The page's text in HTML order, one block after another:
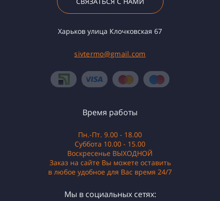
Харьков улица Клочковская 67
sivtermo@gmail.com
Время работы
Пн.-Пт. 9.00 - 18.00
Суббота 10.00 - 15.00
Воскресенье ВЫХОДНОЙ
Заказ на сайте Вы можете оставить
в любое удобное для Вас время 24/7
Мы в социальных сетях: